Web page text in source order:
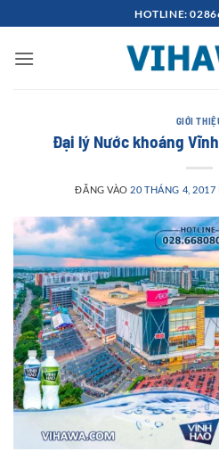
qua
nội
HOTLINE:
GIỚI
Đại lý Nước khoáng
ĐĂNG VÀO 20 THÁNG 4, 2017